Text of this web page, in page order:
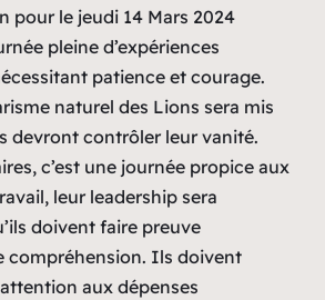
pour le jeudi 14 Mars 2024
pleine d’expériences
patience et courage.
naturel des Lions sera mis
devront contrôler leur vanité.
c’est une journée propice aux
leur leadership sera
doivent faire preuve
compréhension. Ils doivent
aux dépenses